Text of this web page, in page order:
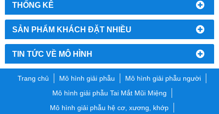
THỐNG KÊ
SẢN PHẨM KHÁCH ĐẶT NHIỀU
TIN TỨC VỀ MÔ HÌNH
Trang chủ Mô hình giải phẫu
Mô hình giải phẫu người
Mô hình giải phẫu Tai Mắt Mũi Miệng
Mô hình giải phẫu hệ cơ, xương, khớp